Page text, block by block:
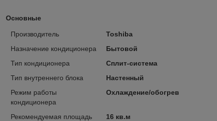
Основные
Производитель
Toshiba
Назначение кондиционера
Бытовой
Тип кондиционера
Сплит-система
Тип внутреннего блока
Настенный
Режим работы
кондиционера
Охлаждение/обогрев
Рекомендуемая площадь
16 кв.м